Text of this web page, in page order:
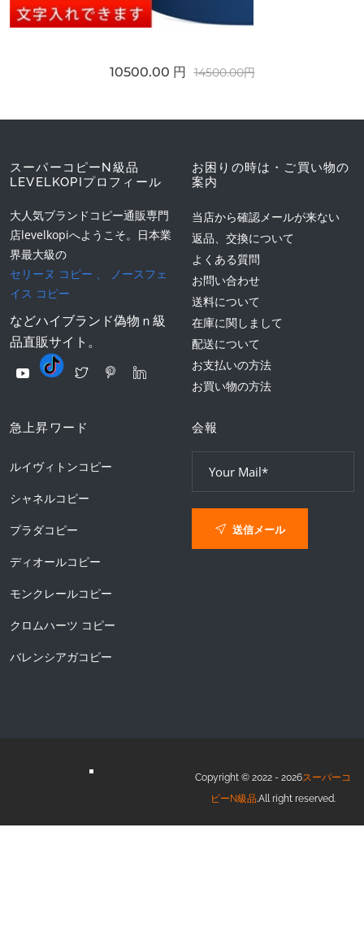
10500.00 円 14500.00円
スーパーコピーN級品
LEVELKOPIプロフィール
大人気ブランドコピー通販専門
店levelkopiへようこそ。日本業
界最大級の
セリーヌ コピー 、
ノースフェ
イス コピー
などハイブランド偽物ｎ級
品直販サイト。
お困りの時は・ご買い物の
案内
当店から確認メールが来ない
返品、交換について
よくある質問
お問い合わせ
送料について
在庫に関しまして
配送について
お支払いの方法
お買い物の方法
急上昇ワード
ルイヴィトンコピー
シャネルコピー
プラダコピー
ディオールコピー
モンクレールコピー
クロムハーツ コピー
バレンシアガコピー
会報
送信メール
Copyright © 2022 - 2026スーパーコ
ピーN級品.All right reserved.